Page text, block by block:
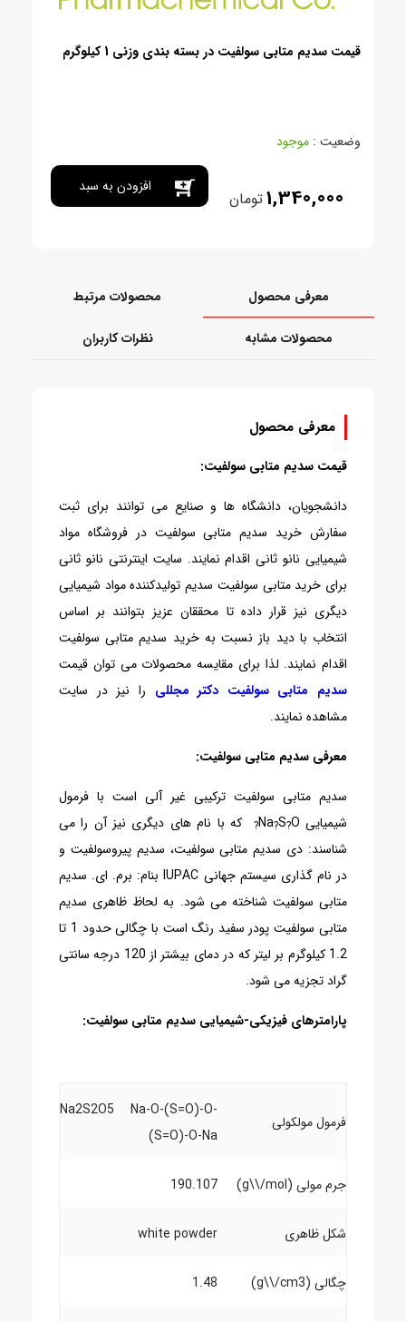
قیمت سدیم متابی سولفیت در بسته بندی وزنی 1 کیلوگرم
وضعیت : موجود
1,340,000تومان
افزودن به سبد
معرفی محصول محصولات مرتبط
محصولات مشابه نظرات کاربران
معرفی محصول
قیمت سدیم متابی سولفیت:
دانشجویان، دانشگاه ها و صنایع می توانند برای ثبت
سفارش خرید سدیم متابی سولفیت در فروشگاه مواد
شیمیایی نانو ثانی اقدام نمایند. سایت اینترنتی نانو ثانی
برای خرید متابی سولفیت سدیم تولیدکننده مواد شیمیایی
دیگری نیز قرار داده تا محققان عزیز بتوانند بر اساس
انتخاب با دید باز نسبت به خرید سدیم متابی سولفیت
اقدام نمایند. لذا برای مقایسه محصولات می توان قیمت
سدیم متابی سولفیت دکتر مجللی را نیز در سایت
مشاهده نمایند.
معرفی سدیم متابی سولفیت:
سدیم متابی سولفیت ترکیبی غیر آلی است با فرمول
شیمیایی Na
?S?O
?
که با نام های دیگری نیز آن را می
شناسند: دی سدیم متابی سولفیت، سدیم پیروسولفیت و
در نام گذاری سیستم جهانی IUPAC بنام: برم. ای. سدیم
متابی‌ سولفیت شناخته می شود. به لحاظ ظاهری سدیم
متابی سولفیت پودر سفید رنگ است با چگالی حدود 1 تا
1.2 کیلوگرم بر لیتر که در دمای بیشتر از 120 درجه سانتی
گراد تجزیه می شود.
پارامترهای فیزیکی-شیمیایی سدیم متابی سولفیت:
فرمول مولکولی
Na2S2O5 Na-O-(S=O)-O-
(S=O)-O-Na
جرم مولی (g\\/mol) 190.107
شکل ظاهری white powder
چگالی (g\\/cm3) 1.48